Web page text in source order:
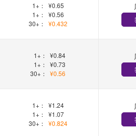
1+：
¥0.65
1+：
¥0.56
30+：
¥0.432
1+：
¥0.84
1+：
¥0.73
30+：
¥0.56
1+：
¥1.24
1+：
¥1.07
30+：
¥0.824